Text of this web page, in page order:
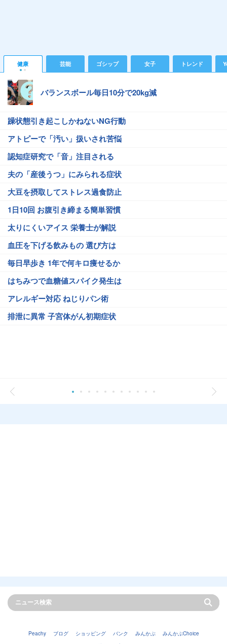
健康 芸能 ゴシップ 女子 トレンド
バランスボール毎日10分で20kg減
躁状態引き起こしかねないNG行動
アトピーで「汚い」扱いされ苦悩
認知症研究で「音」注目される
夫の「産後うつ」にみられる症状
大豆を摂取してストレス過食防止
1日10回 お腹引き締まる簡単習慣
太りにくいアイス 栄養士が解説
血圧を下げる飲みもの 選び方は
毎日早歩き 1年で何キロ痩せるか
はちみつで血糖値スパイク発生は
アレルギー対応 ねじりパン術
排泄に異常 子宮体がん初期症状
Peachy ブログ ショッピング バンク みんかぶ
みんかぶChoice